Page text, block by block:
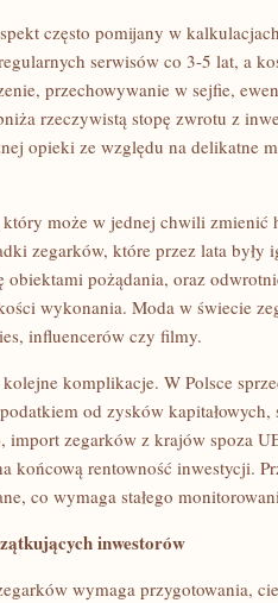
często pomijany w
serwisów co 3-5 lat, a
przechowywanie w sejfie,
rzeczywistą stopę zwrotu z
opieki ze względu na delikatne
może w jednej chwili zmienić
zegarków, które przez lata były
pożądania, oraz
wykonania. Moda w świecie
influencerów czy filmy.
komplikacje. W Polsce
od zysków kapitałowych,
import zegarków z krajów spoza
końcową rentowność inwestycji.
co wymaga stałego
inwestorów
wymaga przygotowania,